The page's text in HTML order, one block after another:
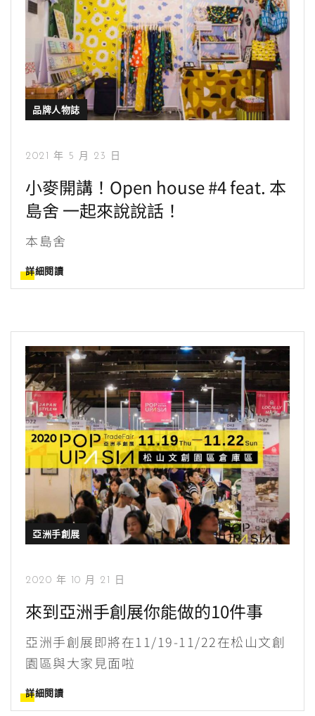
品牌人物誌
2021 年 5 月 23 日
小麥開講！Open house #4 feat. 本
島舍 一起來說說話！
本島舍
詳細閱讀
亞洲手創展
2020 年 10 月 21 日
來到亞洲手創展你能做的10件事
亞洲手創展即將在11/19-11/22在松山文創
園區與大家見面啦
詳細閱讀